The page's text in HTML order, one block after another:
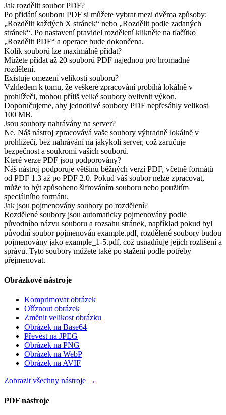
Jak rozdělit soubor PDF?
Po přidání souboru PDF si můžete vybrat mezi dvěma způsoby:
„Rozdělit každých X stránek“ nebo „Rozdělit podle zadaných
stránek“. Po nastavení pravidel rozdělení klikněte na tlačítko
„Rozdělit PDF“ a operace bude dokončena.
Kolik souborů lze maximálně přidat?
Můžete přidat až 20 souborů PDF najednou pro hromadné
rozdělení.
Existuje omezení velikosti souboru?
Vzhledem k tomu, že veškeré zpracování probíhá lokálně v
prohlížeči, mohou příliš velké soubory ovlivnit výkon.
Doporučujeme, aby jednotlivé soubory PDF nepřesáhly velikost
100 MB.
Jsou soubory nahrávány na server?
Ne. Náš nástroj zpracovává vaše soubory výhradně lokálně v
prohlížeči, bez nahrávání na jakýkoli server, což zaručuje
bezpečnost a soukromí vašich souborů.
Které verze PDF jsou podporovány?
Náš nástroj podporuje většinu běžných verzí PDF, včetně formátů
od PDF 1.3 až po PDF 2.0. Pokud váš soubor nelze zpracovat,
může to být způsobeno šifrováním souboru nebo použitím
speciálního formátu.
Jak jsou pojmenovány soubory po rozdělení?
Rozdělené soubory jsou automaticky pojmenovány podle
původního názvu souboru a rozsahu stránek, například pokud byl
původní soubor pojmenován example.pdf, rozdělené soubory budou
pojmenovány jako example_1-5.pdf, což usnadňuje jejich rozlišení a
správu. Tyto soubory můžete také po stažení podle potřeby
přejmenovat.
Obrázkové nástroje
Komprimovat obrázek
Oříznout obrázek
Změnit velikost obrázku
Obrázek na Base64
Převést na JPEG
Obrázek na PNG
Obrázek na WebP
Obrázek na AVIF
Zobrazit všechny nástroje →
PDF nástroje